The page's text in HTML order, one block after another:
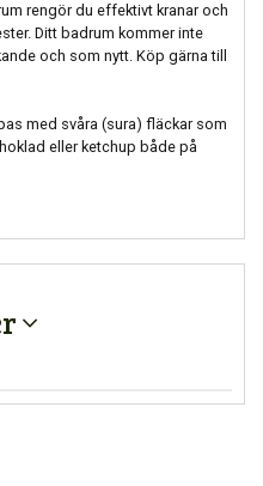
rengör du effektivt kranar och
Ditt badrum kommer inte
och som nytt. Köp gärna till
med svåra (sura) fläckar som
eller ketchup både på